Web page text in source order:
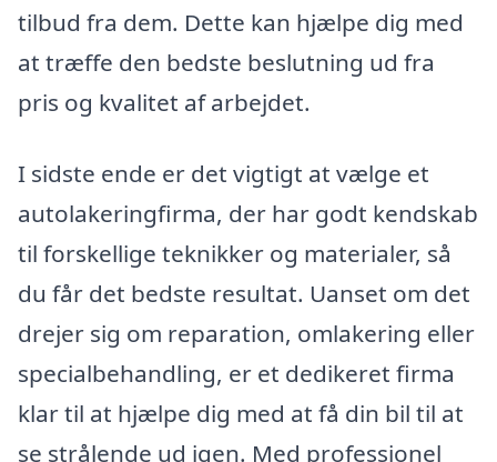
tilbud fra dem. Dette kan hjælpe dig med
at træffe den bedste beslutning ud fra
pris og kvalitet af arbejdet.
I sidste ende er det vigtigt at vælge et
autolakeringfirma, der har godt kendskab
til forskellige teknikker og materialer, så
du får det bedste resultat. Uanset om det
drejer sig om reparation, omlakering eller
specialbehandling, er et dedikeret firma
klar til at hjælpe dig med at få din bil til at
se strålende ud igen. Med professionel